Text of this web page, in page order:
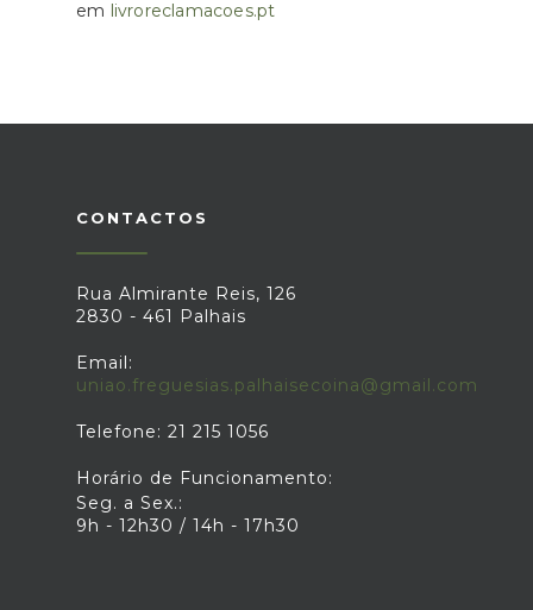
em livroreclamacoes.pt
CONTACTOS
Rua Almirante Reis, 126
2830 - 461 Palhais
Email:
uniao.freguesias.palhaisecoina@gmail.com
Telefone: 21 215 1056
Horário de Funcionamento:
Seg. a Sex.:
9h - 12h30 / 14h - 17h30